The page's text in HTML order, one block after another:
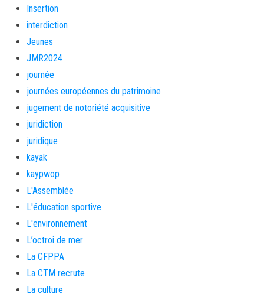
Insertion
interdiction
Jeunes
JMR2024
journée
journées européennes du patrimoine
jugement de notoriété acquisitive
juridiction
juridique
kayak
kaypwop
L'Assemblée
L'éducation sportive
L'environnement
L’octroi de mer
La CFPPA
La CTM recrute
La culture